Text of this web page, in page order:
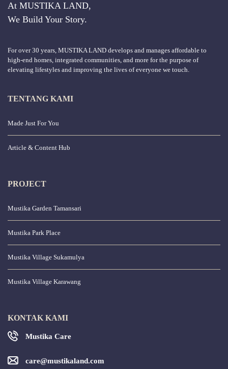
At MUSTIKA LAND,
We Build Your Story.
For over 30 years, MUSTIKA LAND develops and manages affordable to
high-end homes, integrated communities, and more for the purpose of
elevating lifestyles and improving the lives of everyone we touch.
TENTANG KAMI
Made Just For You
Article & Content Hub
PROJECT
Mustika Garden Tamansari
Mustika Park Place
Mustika Village Sukamulya
Mustika Village Karawang
KONTAK KAMI
Mustika Care
care@mustikaland.com